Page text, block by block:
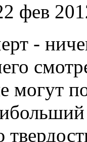
фев
-
могут